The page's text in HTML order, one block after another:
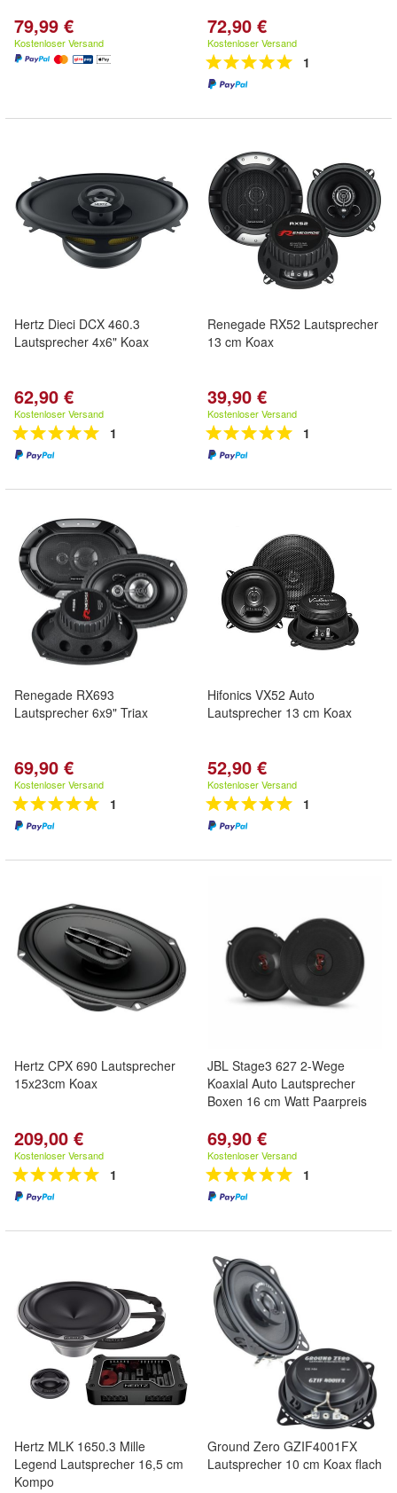
79,99 €
Kostenloser Versand
72,90 €
Kostenloser Versand
1
Hertz Dieci DCX 460.3
Lautsprecher 4x6" Koax
62,90 €
Kostenloser Versand
1
Renegade RX52 Lautsprecher
13 cm Koax
39,90 €
Kostenloser Versand
1
Renegade RX693
Lautsprecher 6x9" Triax
69,90 €
Kostenloser Versand
1
Hifonics VX52 Auto
Lautsprecher 13 cm Koax
52,90 €
Kostenloser Versand
1
Hertz CPX 690 Lautsprecher
15x23cm Koax
209,00 €
Kostenloser Versand
1
JBL Stage3 627 2-Wege
Koaxial Auto Lautsprecher
Boxen 16 cm Watt Paarpreis
69,90 €
Kostenloser Versand
1
Hertz MLK 1650.3 Mille
Legend Lautsprecher 16,5 cm
Kompo
Ground Zero GZIF4001FX
Lautsprecher 10 cm Koax flach